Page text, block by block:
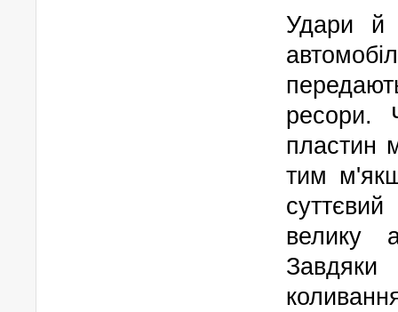
Удари й
ресори.
пластин
тим
велику
Завдяки